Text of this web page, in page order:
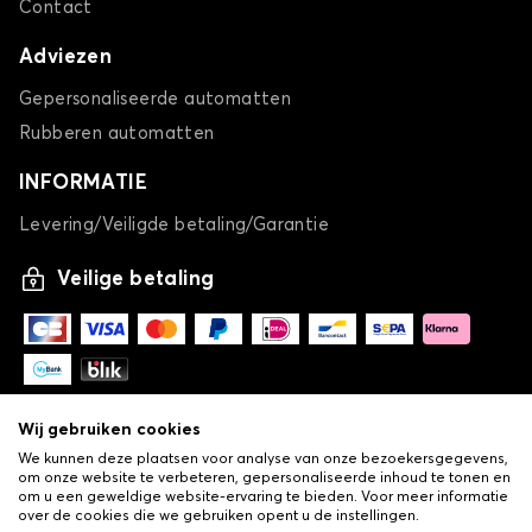
Contact
Adviezen
Gepersonaliseerde automatten
Rubberen automatten
INFORMATIE
Levering/Veiligde betaling/Garantie
Veilige betaling
Wij gebruiken cookies
We kunnen deze plaatsen voor analyse van onze bezoekersgegevens,
om onze website te verbeteren, gepersonaliseerde inhoud te tonen en
om u een geweldige website-ervaring te bieden. Voor meer informatie
over de cookies die we gebruiken opent u de instellingen.